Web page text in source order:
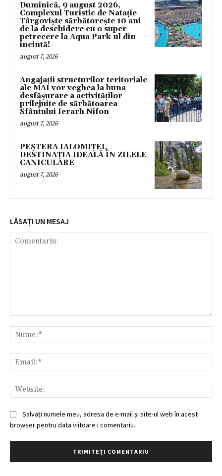
Duminică, 9 august 2026,
Complexul Turistic de Natație
Târgoviște sărbătorește 10 ani
de la deschidere cu o super
petrecere la Aqua Park-ul din
incintă!
august 7, 2026
Angajații structurilor teritoriale
ale MAI vor veghea la buna
desfășurare a activităților
prilejuite de sărbătoarea
Sfântului Ierarh Nifon
august 7, 2026
PEȘTERA IALOMIȚEI,
DESTINAȚIA IDEALĂ ÎN ZILELE
CANICULARE
august 7, 2026
LĂSAȚI UN MESAJ
Salvați numele meu, adresa de e-mail și site-ul web în acest
browser pentru data viitoare i comentariu.